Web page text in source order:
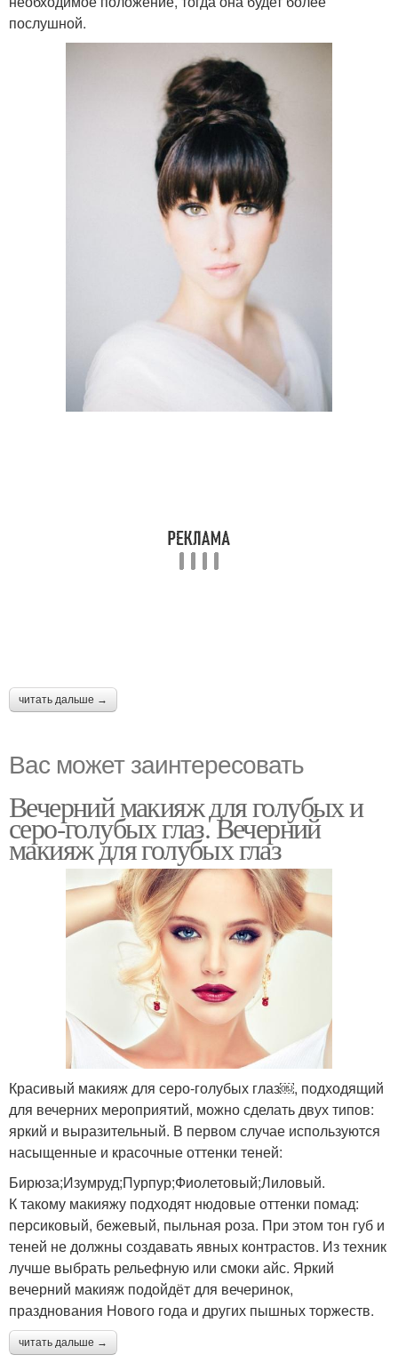
послушной.
читать дальше →
Вас может заинтересовать
Вечерний макияж для голубых и
серо-голубых глаз. Вечерний
макияж для голубых глаз
Красивый макияж для серо-голубых глаз￼, подходящий
для вечерних мероприятий, можно сделать двух типов:
яркий и выразительный. В первом случае используются
насыщенные и красочные оттенки теней:
Бирюза;Изумруд;Пурпур;Фиолетовый;Лиловый.
К такому макияжу подходят нюдовые оттенки помад:
персиковый, бежевый, пыльная роза. При этом тон губ и
теней не должны создавать явных контрастов. Из техник
лучше выбрать рельефную или смоки айс. Яркий
вечерний макияж подойдёт для вечеринок,
празднования Нового года и других пышных торжеств.
читать дальше →